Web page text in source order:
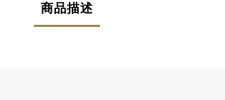
商品描述